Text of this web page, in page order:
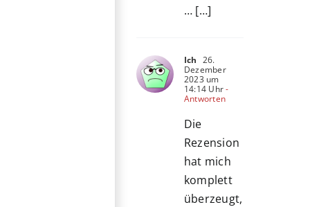
… […]
Ich 26.
Dezember
2023 um
14:14 Uhr-
Antworten
Die
Rezension
hat mich
komplett
überzeugt,